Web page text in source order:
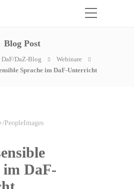
Blog Post
DaF/DaZ-Blog
Webinare
Sprache im DaF-Unterricht
PeopleImages
im DaF-